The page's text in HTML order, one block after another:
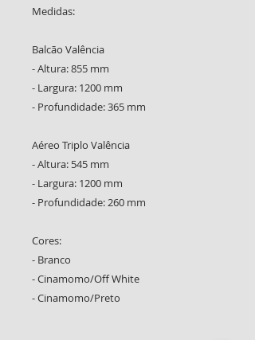
Medidas:
Balcão Valência
- Altura: 855 mm
- Largura: 1200 mm
- Profundidade: 365 mm
Aéreo Triplo Valência
- Altura: 545 mm
- Largura: 1200 mm
- Profundidade: 260 mm
Cores:
- Branco
- Cinamomo/Off White
- Cinamomo/Preto